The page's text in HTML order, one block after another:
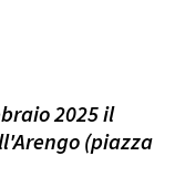
2025 il
(piazza